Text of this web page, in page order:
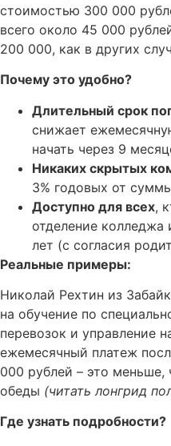
стоимостью 300 000
всего около 45 000
200 000, как в других
Почему это удобно?
Длительный срок
снижает
начать через 9
Никаких скрытых
3% годовых от
Доступно для всех,
отделение колледжа
лет (с согласия
Реальные примеры:
Николай Рехтин из
на обучение по
перевозок и управление
ежемесячный платеж
000 рублей – это меньше,
обеды (читать лонгрид
Где узнать подробности?